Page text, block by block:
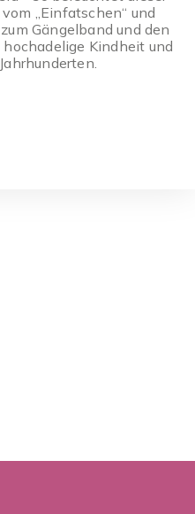
„Einfatschen“ und
Gängelband und den
Kindheit und